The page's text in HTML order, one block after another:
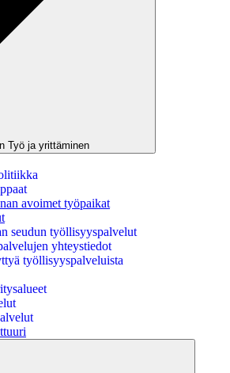
Työ ja yrittäminen
avoimet työpaikat
seudun työllisyyspalvelut
yhteystiedot
työllisyyspalveluista